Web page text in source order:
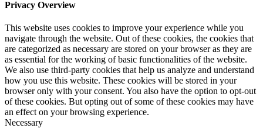
Privacy Overview
This website uses cookies to improve your experience while you
navigate through the website. Out of these cookies, the cookies that
are categorized as necessary are stored on your browser as they are
as essential for the working of basic functionalities of the website.
We also use third-party cookies that help us analyze and understand
how you use this website. These cookies will be stored in your
browser only with your consent. You also have the option to opt-out
of these cookies. But opting out of some of these cookies may have
an effect on your browsing experience.
Necessary